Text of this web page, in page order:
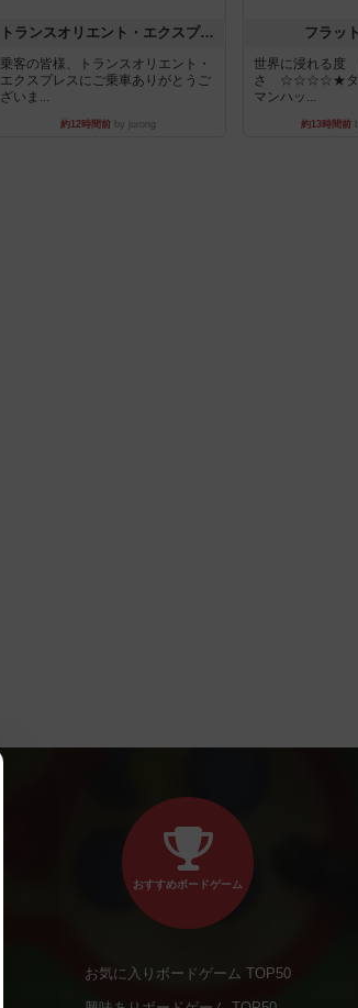
トランスオリエント・エクスプレス
乗客の皆様、トランスオリエント・
エクスプレスにご乗車ありがとうご
ざいま...
約12時間前by jurong
フラッ
世界に浸れる
さ ☆☆☆☆★
マンハッ...
約13時間前
おすすめボードゲーム
お気に入りボードゲーム TOP50